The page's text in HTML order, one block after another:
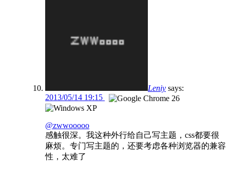
Leniy says:
2013/05/14 19:15
@zwwooooo
感触很深。我这种外行给自己写主题，css都要很
麻烦。专门写主题的，还要考虑各种浏览器的兼容
性，太难了